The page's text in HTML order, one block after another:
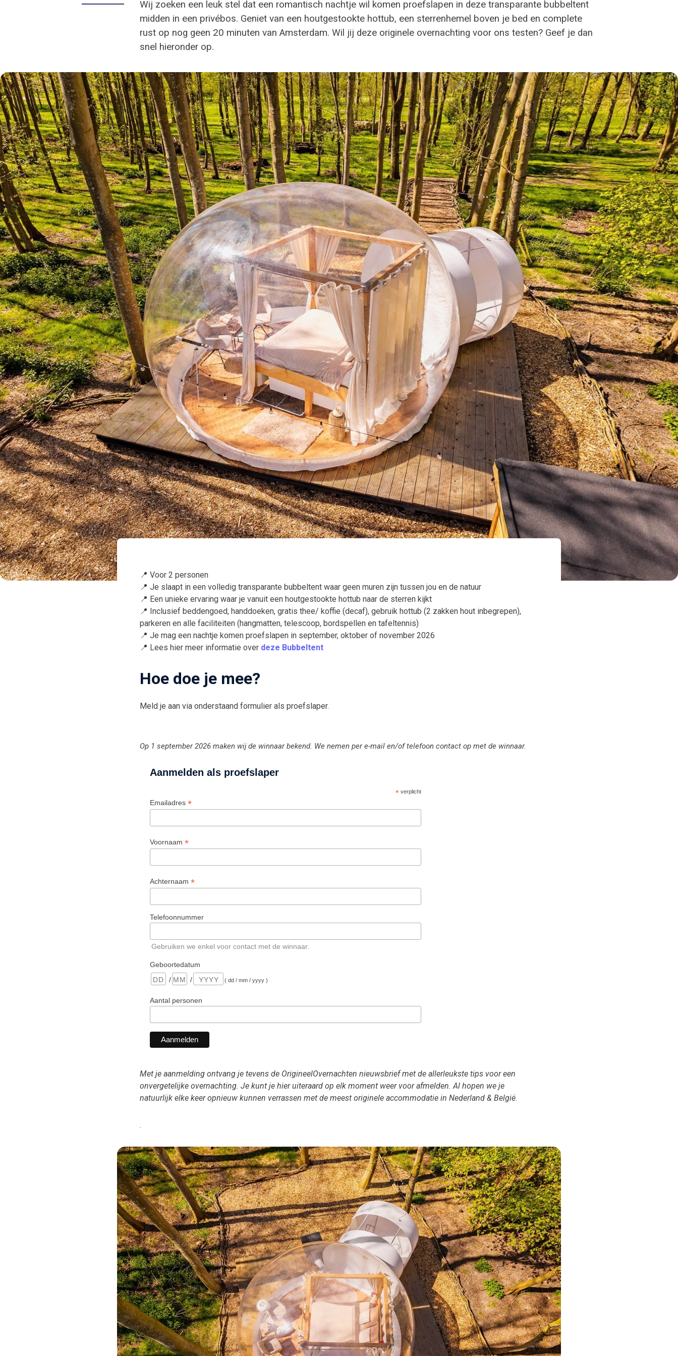
Wij zoeken een leuk stel dat een romantisch nachtje wil komen proefslapen in deze transparante bubbeltent
midden in een privébos. Geniet van een houtgestookte hottub, een sterrenhemel boven je bed en complete
rust op nog geen 20 minuten van Amsterdam. Wil jij deze originele overnachting voor ons testen? Geef je dan
snel hieronder op.
📍 Voor 2 personen
📍 Je slaapt in een volledig transparante bubbeltent waar geen muren zijn tussen jou en de natuur
📍 Een unieke ervaring waar je vanuit een houtgestookte hottub naar de sterren kijkt
📍 Inclusief beddengoed, handdoeken, gratis thee/ koffie (decaf), gebruik hottub (2 zakken hout inbegrepen),
parkeren en alle faciliteiten (hangmatten, telescoop, bordspellen en tafeltennis)
📍 Je mag een nachtje komen proefslapen in september, oktober of november 2026
📍 Lees hier meer informatie over deze Bubbeltent
Hoe doe je mee?
Meld je aan via onderstaand formulier als proefslaper.
Op 1 september 2026 maken wij de winnaar bekend. We nemen per e-mail en/of telefoon contact op met de winnaar.
Aanmelden als proefslaper
*verplicht
Emailadres *
Voornaam *
Achternaam *
Telefoonnummer
Gebruiken we enkel voor contact met de winnaar.
Geboortedatum
/
/ ( dd / mm / yyyy )
Aantal personen
Met je aanmelding ontvang je tevens de OrigineelOvernachten nieuwsbrief met de allerleukste tips voor een
onvergetelijke overnachting. Je kunt je hier uiteraard op elk moment weer voor afmelden. Al hopen we je
natuurlijk elke keer opnieuw kunnen verrassen met de meest originele accommodatie in Nederland & België.
.